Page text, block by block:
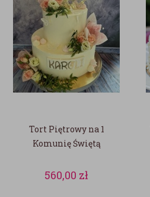
Tort Piętrowy na 1
Komunię Świętą
560,00 zł